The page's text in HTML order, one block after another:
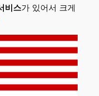
비스가 있어서 크게